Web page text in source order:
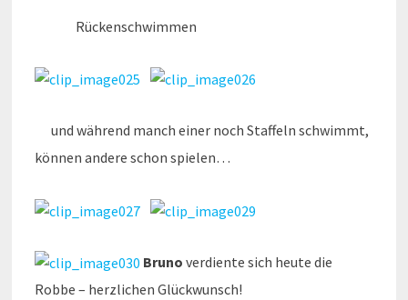
Rückenschwimmen
und während manch einer noch Staffeln schwimmt,
können andere schon spielen…
Bruno verdiente sich heute die
Robbe – herzlichen Glückwunsch!